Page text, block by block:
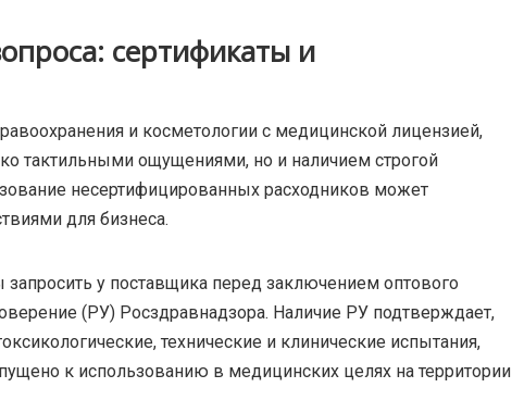
сертификаты и
и косметологии с медицинской лицензией,
тактильными ощущениями, но и наличием строгой
несертифицированных расходников может
для бизнеса.
у поставщика перед заключением оптового
(РУ) Росздравнадзора. Наличие РУ подтверждает,
технические и клинические испытания,
к использованию в медицинских целях на территории